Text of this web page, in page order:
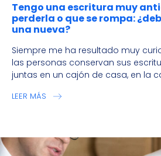
Tengo una escritura muy
perderla o que se rompa:
una nueva?
Siempre me ha resultado muy
las personas conservan sus
juntas en un cajón de casa, en la
LEER MÁS